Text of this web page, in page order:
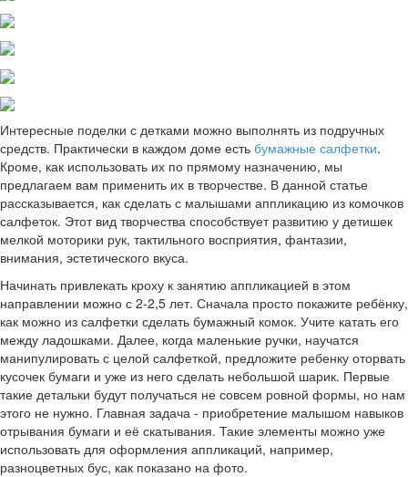
Интересные поделки с детками можно выполнять из подручных
средств. Практически в каждом доме есть бумажные салфетки.
Кроме, как использовать их по прямому назначению, мы
предлагаем вам применить их в творчестве. В данной статье
рассказывается, как сделать с малышами аппликацию из комочков
салфеток. Этот вид творчества способствует развитию у детишек
мелкой моторики рук, тактильного восприятия, фантазии,
внимания, эстетического вкуса.
Начинать привлекать кроху к занятию аппликацией в этом
направлении можно с 2-2,5 лет. Сначала просто покажите ребёнку,
как можно из салфетки сделать бумажный комок. Учите катать его
между ладошками. Далее, когда маленькие ручки, научатся
манипулировать с целой салфеткой, предложите ребенку оторвать
кусочек бумаги и уже из него сделать небольшой шарик. Первые
такие детальки будут получаться не совсем ровной формы, но нам
этого не нужно. Главная задача - приобретение малышом навыков
отрывания бумаги и её скатывания. Такие элементы можно уже
использовать для оформления аппликаций, например,
разноцветных бус, как показано на фото.